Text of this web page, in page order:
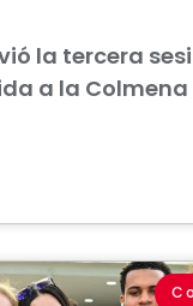
la tercera
a la Colmena